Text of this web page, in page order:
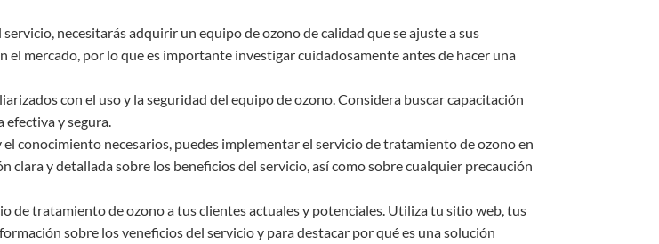
necesitarás adquirir un equipo de ozono de calidad que se ajuste a sus
el mercado, por lo que es importante investigar cuidadosamente antes de hacer una
con el uso y la seguridad del equipo de ozono. Considera buscar capacitación
efectiva y segura.
el conocimiento necesarios, puedes implementar el servicio de tratamiento de ozono en
y detallada sobre los beneficios del servicio, así como sobre cualquier precaución
de tratamiento de ozono a tus clientes actuales y potenciales. Utiliza tu sitio web, tus
sobre los veneficios del servicio y para destacar por qué es una solución